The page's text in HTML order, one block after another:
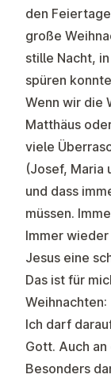
den
große
stille Nacht,
spüren
Wenn wir die
Matthäus
viele
(Josef, Maria
und dass
müssen.
Immer
Jesus eine
Das ist für
Weihnachten:
Ich darf
Gott. Auch
Besonders